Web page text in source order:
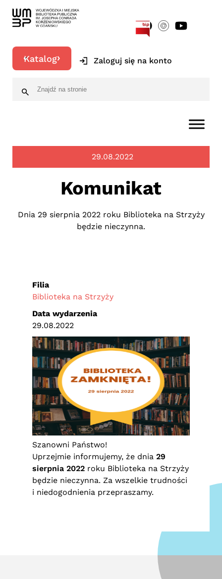
Katalog Zaloguj się na konto
29.08.2022
Komunikat
Dnia 29 sierpnia 2022 roku Biblioteka na Strzyży
będzie nieczynna.
Szanowni Państwo!
Uprzejmie informujemy, że dnia 29
sierpnia 2022 roku Biblioteka na Strzyży
będzie nieczynna. Za wszelkie trudności
i niedogodnienia przepraszamy.
Filia
Biblioteka na Strzyży
Data wydarzenia
29.08.2022